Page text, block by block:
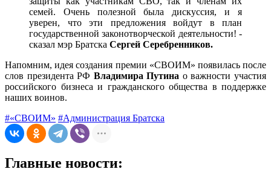
семей. Очень полезной была дискуссия, и я
уверен, что эти предложения войдут в план
государственной законотворческой деятельности! -
сказал мэр Братска Сергей Серебренников.
Напомним, идея создания премии «СВОИМ» появилась после
слов президента РФ Владимира Путина о важности участия
российского бизнеса и гражданского общества в поддержке
наших воинов.
#«СВОИМ» #Администрация Братска
Главные новости: